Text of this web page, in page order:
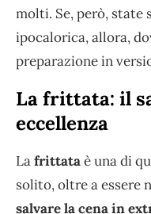
molti. Se, però, state
ipocalorica, allora,
preparazione in
La frittata: il
eccellenza
Lafrittataè una di
solito, oltre a essere
salvare la cena in